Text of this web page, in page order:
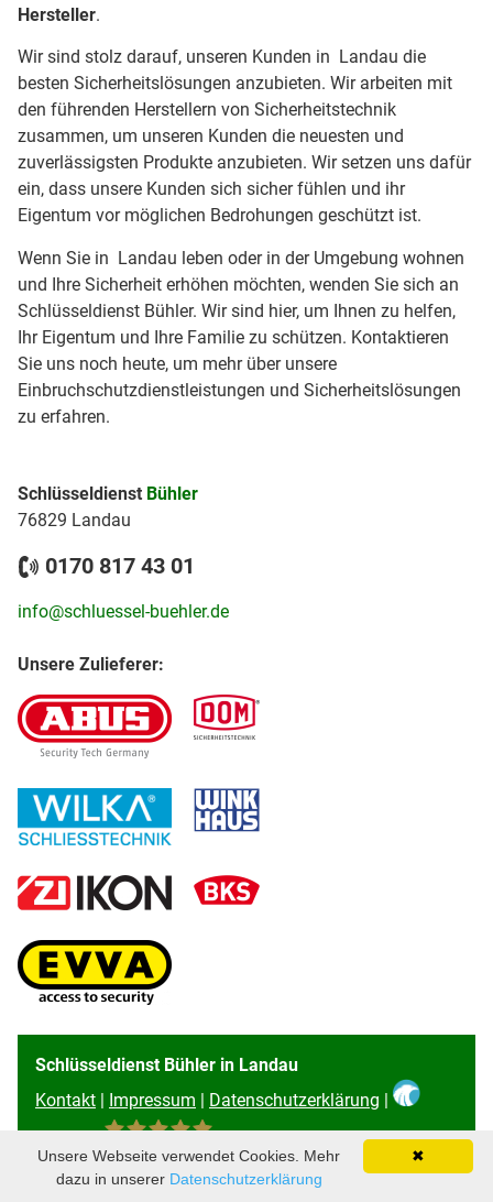
Hersteller.
Wir sind stolz darauf, unseren Kunden in Landau die
besten Sicherheitslösungen anzubieten. Wir arbeiten mit
den führenden Herstellern von Sicherheitstechnik
zusammen, um unseren Kunden die neuesten und
zuverlässigsten Produkte anzubieten. Wir setzen uns dafür
ein, dass unsere Kunden sich sicher fühlen und ihr
Eigentum vor möglichen Bedrohungen geschützt ist.
Wenn Sie in Landau leben oder in der Umgebung wohnen
und Ihre Sicherheit erhöhen möchten, wenden Sie sich an
Schlüsseldienst Bühler. Wir sind hier, um Ihnen zu helfen,
Ihr Eigentum und Ihre Familie zu schützen. Kontaktieren
Sie uns noch heute, um mehr über unsere
Einbruchschutzdienstleistungen und Sicherheitslösungen
zu erfahren.
Schlüsseldienst Bühler
76829 Landau
0170 817 43 01
info@schluessel-buehler.de
Unsere Zulieferer:
Schlüsseldienst Bühler in Landau
Kontakt | Impressum | Datenschutzerklärung |
96Bewertungen auf ProvenExpert.com ✖
Unsere Webseite verwendet Cookies. Mehr
dazu in unserer Datenschutzerklärung